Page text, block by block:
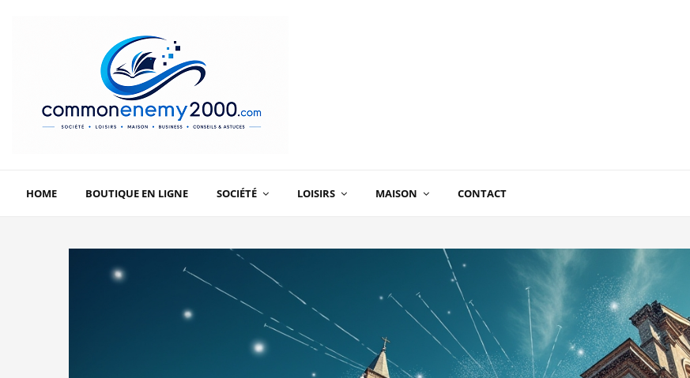
HOME BOUTIQUE EN LIGNE SOCIÉTÉ LOISIRS MAISON CONTACT